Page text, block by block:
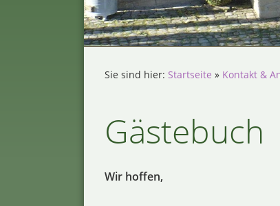
Sie sind hier: Startseite » Kontakt &
Gästebuch
Wir hoffen,